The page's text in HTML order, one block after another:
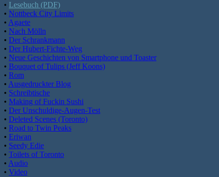
• Lesebuch (PDF)
• Nottbeck City Limits
• Agaete
• Nach Mölln
• Der Schrankmann
• Der Hubert-Fichte-Weg
• Neue Geschichten von Smartphone und Toaster
• Bouquet of Tulips (Jeff Koons)
• Rom
• Ausgedruckter Blog
• Schreibtische
• Making of Fuckin Sushi
• Der Unschuldige-Augen-Test
• Deleted Scenes (Toronto)
• Road to Twin Peaks
• Eriwan
• Seedy Edie
• Toilets of Toronto
• Audio
• Video